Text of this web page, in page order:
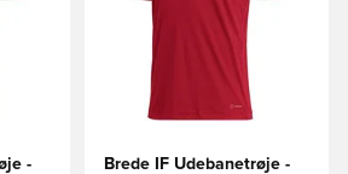
-
Brede IF Udebanetrøje -